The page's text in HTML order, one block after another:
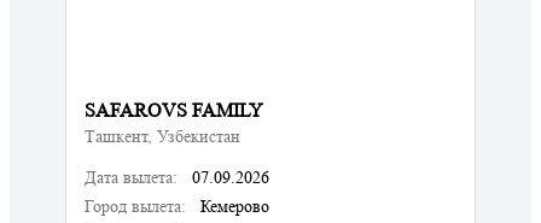
SAFAROVS FAMILY
Ташкент, Узбекистан
Дата вылета:
07.09.2026
Город вылета:
Кемерово